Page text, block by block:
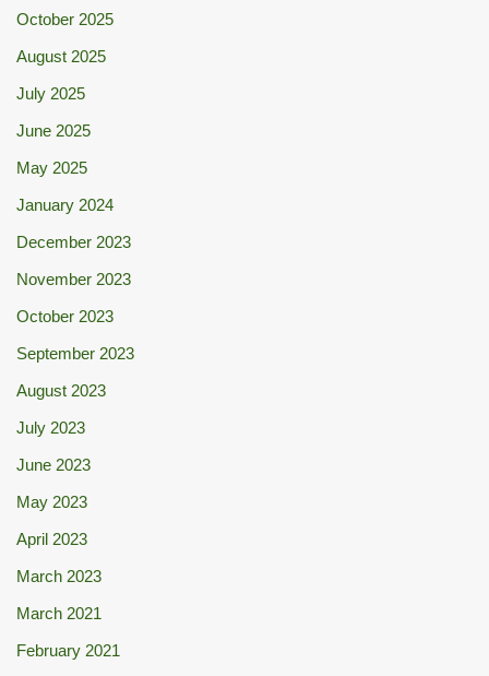
October 2025
August 2025
July 2025
June 2025
May 2025
January 2024
December 2023
November 2023
October 2023
September 2023
August 2023
July 2023
June 2023
May 2023
April 2023
March 2023
March 2021
February 2021